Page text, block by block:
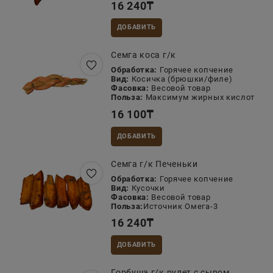
16 240₸
ДОБАВИТЬ
Семга коса г/к
Обработка: Горячее копчение
Вид: Косичка (брюшки/филе)
Фасовка: Весовой товар
Польза: Максимум жирных кислот
16 100₸
ДОБАВИТЬ
Семга г/к Печеньки
Обработка: Горячее копчение
Вид: Кусочки
Фасовка: Весовой товар
Польза: Источник Омега-3
16 240₸
ДОБАВИТЬ